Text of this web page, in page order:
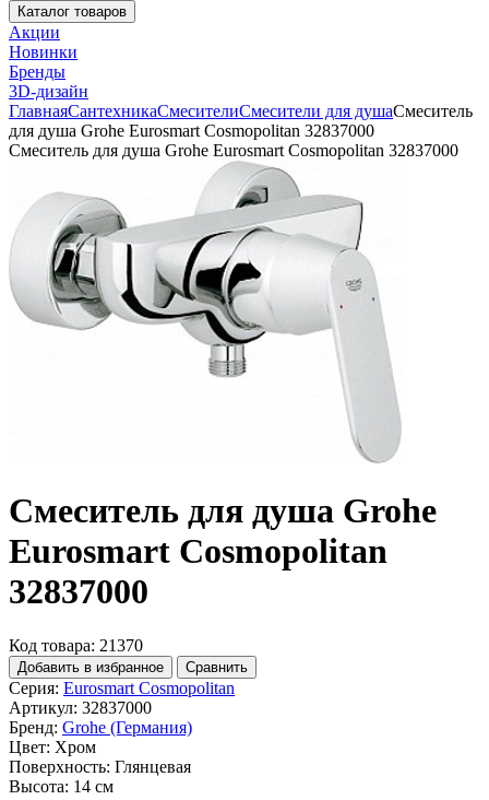
Каталог товаров
Акции
Новинки
Бренды
3D-дизайн
ГлавнаяСантехникаСмесителиСмесители для душаСмеситель
для душа Grohe Eurosmart Cosmopolitan 32837000
Смеситель для душа Grohe Eurosmart Cosmopolitan 32837000
Смеситель для душа Grohe
Eurosmart Cosmopolitan
32837000
Код товара: 21370
Добавить в избранное Сравнить
Серия: Eurosmart Cosmopolitan
Артикул: 32837000
Бренд: Grohe (Германия)
Цвет: Хром
Поверхность: Глянцевая
Высота: 14 см